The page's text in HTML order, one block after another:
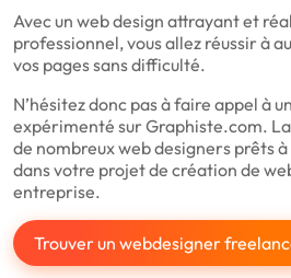
Avec un web design attrayant et
professionnel, vous allez réussir à
vos pages sans difficulté.
N’hésitez donc pas à faire appel à
expérimenté sur Graphiste.com.
de nombreux web designers prêts
dans votre projet de création de
entreprise.
Trouver un webdesigner